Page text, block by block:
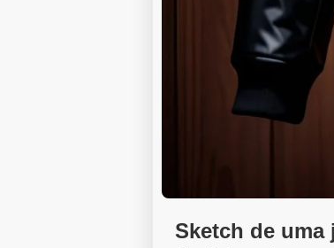
Sketch de uma